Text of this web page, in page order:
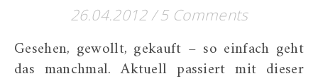
26.04.2012/ 5 Comments
Gesehen, gewollt, gekauft – so einfach geht
das manchmal. Aktuell passiert mit dieser